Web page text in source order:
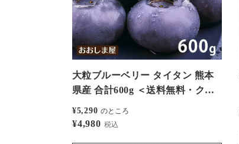
大粒ブルーベリー タイタン 熊本
県産 合計600g ＜送料無料・クー
旬より順次出荷 国産 冷蔵便 フル
¥5,290 のところ
¥4,980 税込